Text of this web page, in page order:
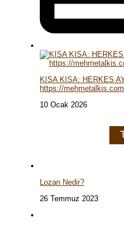
KISA KISA: HERKES
https://
10 Ocak 2026
Lozan Nedir?
26 Temmuz 2023